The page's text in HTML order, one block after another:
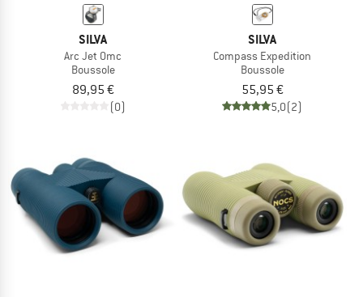
SILVA
Arc Jet Omc
Boussole
89,95 €
(0)
SILVA
Compass Expedition
Boussole
55,95 €
5,0(2)